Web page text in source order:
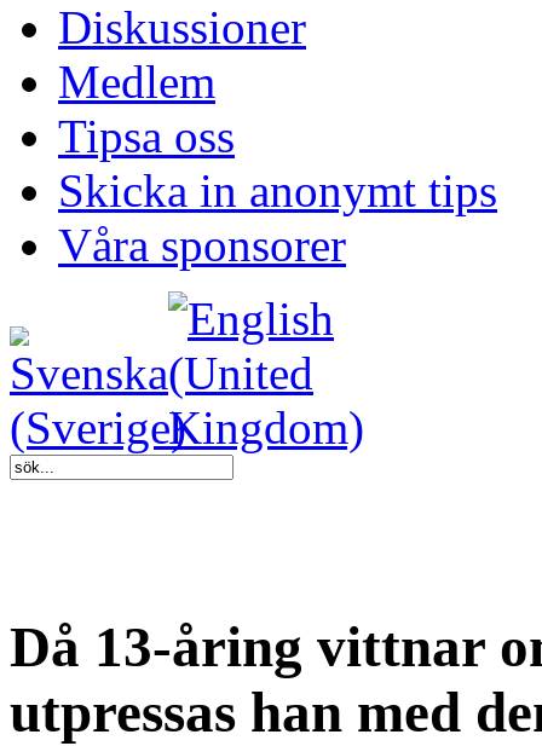
Diskussioner
Medlem
Tipsa oss
Skicka in anonymt tips
Våra sponsorer
Då 13-åring vittnar
utpressas han med